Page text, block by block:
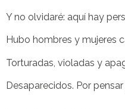
Y no olvidaré: aquí hay
Hubo hombres y mujeres
Torturadas, violadas y
Desaparecidos. Por